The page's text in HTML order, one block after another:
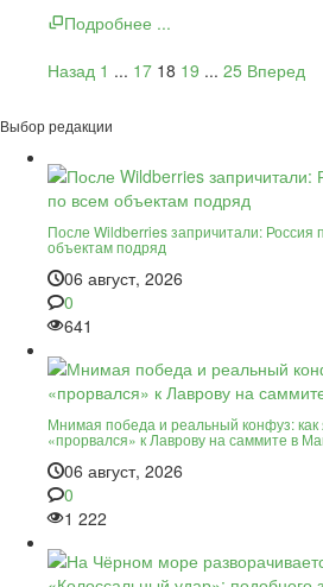
Подробнее ...
Назад 1 ... 17 18 19 ... 25 Вперед
Выбор редакции
После Wildberries запричитали: Россия
объектам подряд
06 август, 2026
0
641
Мнимая победа и реальный конфуз: как
«прорвался» к Лаврову на саммите в
06 август, 2026
0
1 222